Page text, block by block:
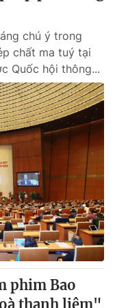
chú ý trong
chất ma tuý tại
Quốc hội thông...
phim Bao
thanh liêm"